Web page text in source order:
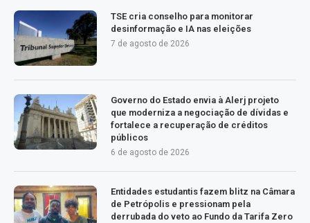
TSE cria conselho para monitorar
desinformação e IA nas eleições
7 de agosto de 2026
Governo do Estado envia à Alerj projeto
que moderniza a negociação de dívidas e
fortalece a recuperação de créditos
públicos
6 de agosto de 2026
Entidades estudantis fazem blitz na Câmara
de Petrópolis e pressionam pela
derrubada do veto ao Fundo da Tarifa Zero